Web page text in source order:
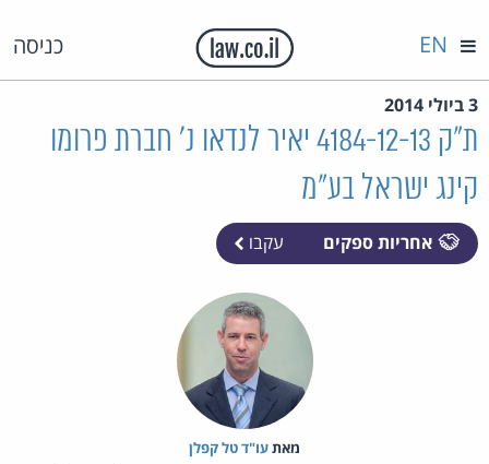
כניסה EN
3 ביולי 2014
ת"ק 4184-12-13 יאיר לנדאו נ' חברת פרומו
קינג ישראל בע"מ
אחריות ספקים עקבו
מאת‏עו"ד טל קפלן